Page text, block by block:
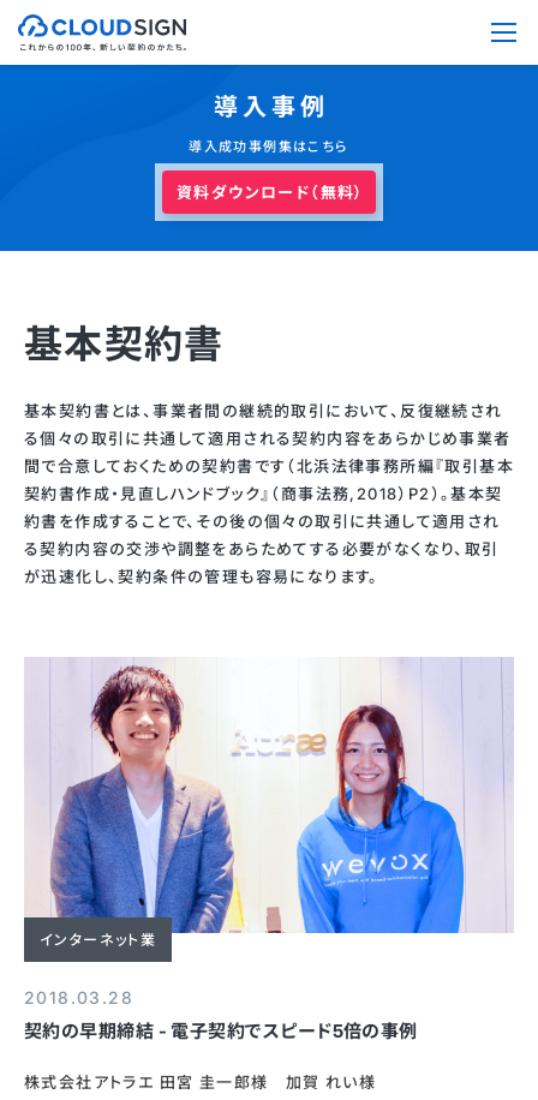
導入事例
導入成功事例集はこちら
資料ダウンロード（無料）
基本契約書
基本契約書とは、事業者間の継続的取引において、反復継続され
る個々の取引に共通して適用される契約内容をあらかじめ事業者
間で合意しておくための契約書です（北浜法律事務所編『取引基本
契約書作成・見直しハンドブック』（商事法務,2018）P2）。基本契
約書を作成することで、その後の個々の取引に共通して適用され
る契約内容の交渉や調整をあらためてする必要がなくなり、取引
が迅速化し、契約条件の管理も容易になります。
インターネット業
2018.03.28
契約の早期締結 - 電子契約でスピード5倍の事例
株式会社アトラエ 田宮 圭一郎様 加賀 れい様